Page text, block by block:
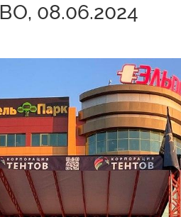
08.06.2024